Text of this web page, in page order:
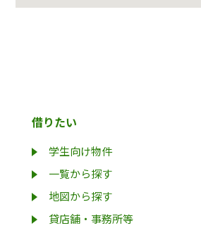
借りたい
学生向け物件
一覧から探す
地図から探す
貸店舗・事務所等